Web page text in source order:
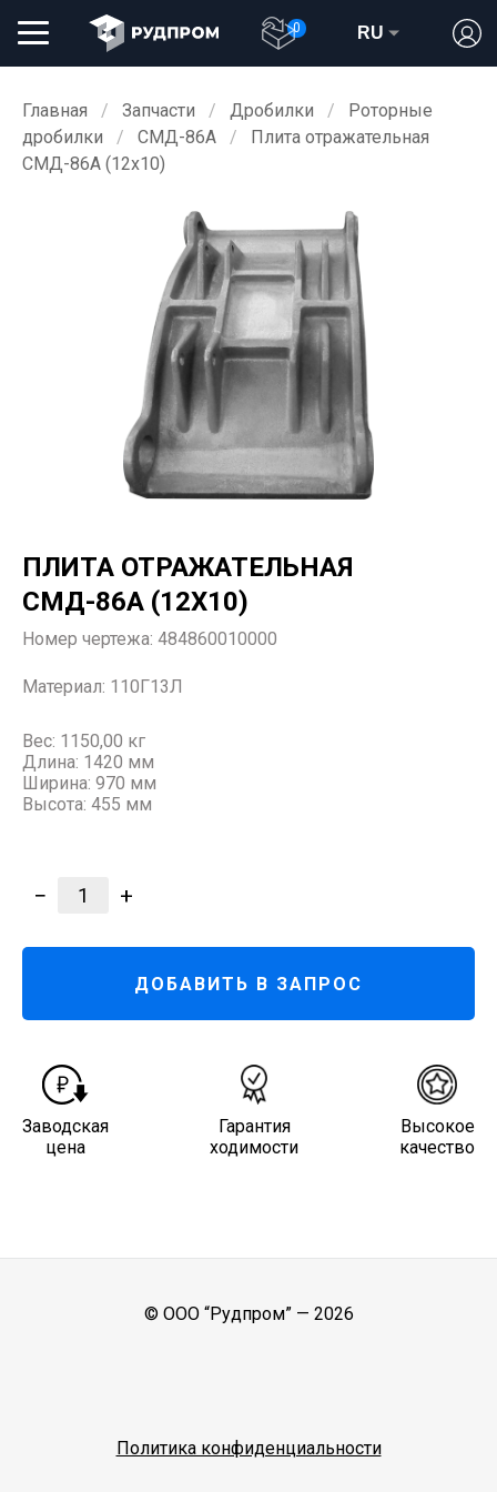
0 RU
Главная Запчасти Дробилки
Роторные
дробилки
СМД-86А
Плита отражательная
СМД-86А (12х10)
ПЛИТА ОТРАЖАТЕЛЬНАЯ
СМД-86А (12Х10)
Номер чертежа: 484860010000
Материал: 110Г13Л
Вес: 1150,00 кг
Длина: 1420 мм
Ширина: 970 мм
Высота: 455 мм
− 1 +
ДОБАВИТЬ В ЗАПРОС
Заводская
цена
Гарантия
ходимости
Высокое
качество
© ООО “Рудпром” — 2026
Политика конфиденциальности